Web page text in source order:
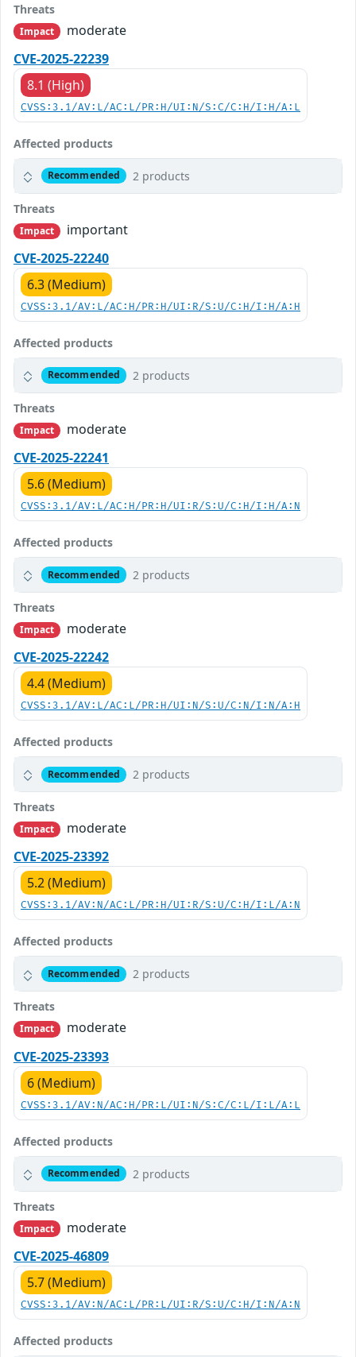
Threats
Impact
moderate
CVE-2025-22239
8.1 (High)
CVSS:3.1/AV:L/AC:L/PR:H/UI:N/S:C/C:H/I:H/A:L
Affected products
Recommended 2 products
Threats
Impact
important
CVE-2025-22240
6.3 (Medium)
CVSS:3.1/AV:L/AC:H/PR:H/UI:R/S:U/C:H/I:H/A:H
Affected products
Recommended 2 products
Threats
Impact
moderate
CVE-2025-22241
5.6 (Medium)
CVSS:3.1/AV:L/AC:H/PR:H/UI:R/S:U/C:H/I:H/A:N
Affected products
Recommended 2 products
Threats
Impact
moderate
CVE-2025-22242
4.4 (Medium)
CVSS:3.1/AV:L/AC:L/PR:H/UI:N/S:U/C:N/I:N/A:H
Affected products
Recommended 2 products
Threats
Impact
moderate
CVE-2025-23392
5.2 (Medium)
CVSS:3.1/AV:N/AC:L/PR:H/UI:R/S:U/C:H/I:L/A:N
Affected products
Recommended 2 products
Threats
Impact
moderate
CVE-2025-23393
6 (Medium)
CVSS:3.1/AV:N/AC:H/PR:L/UI:N/S:C/C:L/I:L/A:L
Affected products
Recommended 2 products
Threats
Impact
moderate
CVE-2025-46809
5.7 (Medium)
CVSS:3.1/AV:N/AC:L/PR:L/UI:R/S:U/C:H/I:N/A:N
Affected products